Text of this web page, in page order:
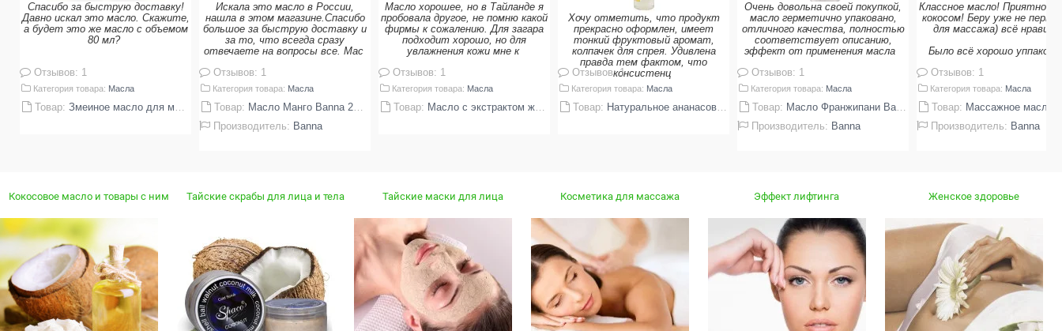
Спасибо за быструю доставку!
Давно искал это масло. Скажите,
а будет это же масло с объемом
80 мл?
Отзывов: 1
Категория товара: Масла
Товар: Змеиное масло для массажа 50 мл.
Искала это масло в России,
нашла в этом магазине.Спасибо
большое за быструю доставку и
за то, что всегда сразу
отвечаете на вопросы все. Мас
Отзывов: 1
Категория товара: Масла
Товар: Масло Манго Banna 250 мл
Производитель: Banna
Масло хорошее, но в Тайланде я
пробовала другое, не помню какой
фирмы к сожалению. Для загара
подходит хорошо, но для
увлажнения кожи мне к
Отзывов: 1
Категория товара: Масла
Товар: Масло с экстрактом жасмина Natural(120 мл)
Хочу отметить, что продукт
прекрасно оформлен, имеет
тонкий фруктовый аромат,
колпачек для спрея. Удивлена
правда тем фактом, что
консистенц
Отзывов: 1
Категория товара: Масла
Товар: Натуральное ананасовое масло La Ong Dao
Очень довольна своей покупкой,
масло герметично упаковано,
отличного качества, полностью
соответствует описанию,
эффект от применения масла
Отзывов: 1
Категория товара: Масла
Товар: Масло Франжипани Banna 120 мл
Производитель: Banna
Классное масло! Приятно
кокосом! Беру уже не
для массажа) всё
Было всё хорошо
Отзывов: 1
Категория товара: Масла
Товар: Массажное масло кокос Banna
Производитель: Banna
Кокосовое масло и товары с ним Тайские скрабы для лица и тела Тайские маски для лица Косметика для массажа Эффект лифтинга Женское здоровье